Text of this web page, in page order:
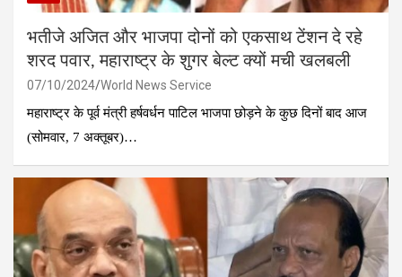
भतीजे अजित और भाजपा दोनों को एकसाथ टेंशन दे रहे
शरद पवार, महाराष्ट्र के शुगर बेल्ट क्यों मची खलबली
07/10/2024 World News Service
महाराष्ट्र के पूर्व मंत्री हर्षवर्धन पाटिल भाजपा छोड़ने के कुछ दिनों बाद आज
(सोमवार, 7 अक्तूबर)…